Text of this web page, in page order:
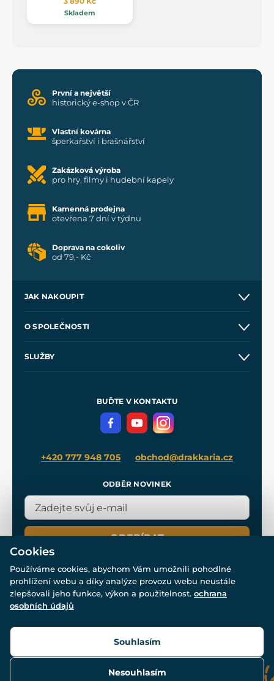
Skladem
První a největší
historický e-shop v ČR
Vlastní kovárna
šperkařství i brašnářství
Zakázková výroba
pro hry, filmy i hudební kapely
Kamenná prodejna
otevřena 7 dní v týdnu
Doprava na cokoliv
od 79,- Kč
JAK NAKOUPIT
Velkoobchod
O SPOLEČNOSTI
SLUŽBY
Meče pro Kingdom Come
BUĎTE V KONTAKTU
+420 777 948 705 obchod@drakkaria.cz
ODBĚR NOVINEK
ODEBÍRAT
© Všechna práva vyhrazena. www.drakkaria.cz 2007-2026.
Cookies
Používáme cookies, abychom Vám umožnili pohodlné
prohlížení webu a díky analýze provozu webu neustále
zlepšovali jeho funkce, výkon a použitelnost. ochrana
osobních údajů
Nesouhlasím
Souhlasím